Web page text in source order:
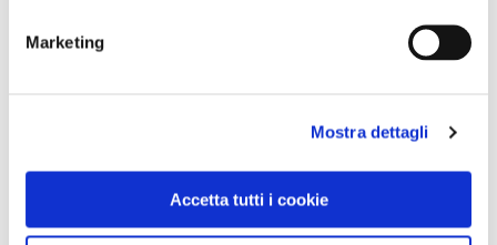
Marketing
Mostra dettagli
Accetta tutti i cookie